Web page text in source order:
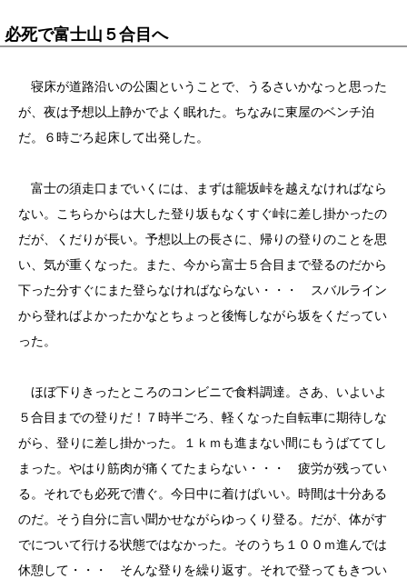
必死で富士山５合目へ
寝床が道路沿いの公園ということで、うるさいかなっと思った
が、夜は予想以上静かでよく眠れた。ちなみに東屋のベンチ泊
だ。６時ごろ起床して出発した。
富士の須走口までいくには、まずは籠坂峠を越えなければなら
ない。こちらからは大した登り坂もなくすぐ峠に差し掛かったの
だが、くだりが長い。予想以上の長さに、帰りの登りのことを思
い、気が重くなった。また、今から富士５合目まで登るのだから
下った分すぐにまた登らなければならない・・・ スバルライン
から登ればよかったかなとちょっと後悔しながら坂をくだってい
った。
ほぼ下りきったところのコンビニで食料調達。さあ、いよいよ
５合目までの登りだ！７時半ごろ、軽くなった自転車に期待しな
がら、登りに差し掛かった。１ｋｍも進まない間にもうばててし
まった。やはり筋肉が痛くてたまらない・・・ 疲労が残ってい
る。それでも必死で漕ぐ。今日中に着けばいい。時間は十分ある
のだ。そう自分に言い聞かせながらゆっくり登る。だが、体がす
でについて行ける状態ではなかった。そのうち１００ｍ進んでは
休憩して・・・ そんな登りを繰り返す。それで登ってもきつい